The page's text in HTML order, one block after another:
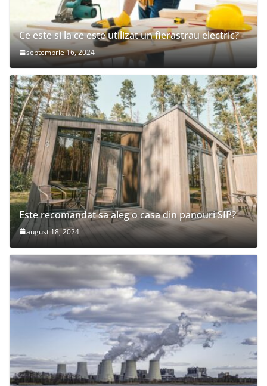
Ce este si la ce este utilizat un fierastrau electric?
septembrie 16, 2024
Este recomandat sa aleg o casa din panouri SIP?
august 18, 2024